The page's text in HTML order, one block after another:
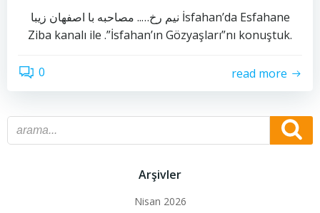
نیم رخ….. مصاحبه با اصفهان زیبا İsfahan’da Esfahane
Ziba kanalı ile .”İsfahan’ın Gözyaşları”nı konuştuk.
0 read more
Arşivler
Nisan 2026